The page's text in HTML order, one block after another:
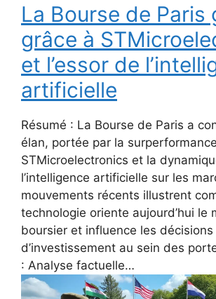
La Bourse de Paris
grâce à
et l’essor de
artificielle
Résumé : La Bourse de Paris a
élan, portée par la
STMicroelectronics et la
l’intelligence artificielle sur les
mouvements récents illustrent
technologie oriente aujourd’hui le
boursier et influence les décisions
d’investissement au sein des
: Analyse factuelle…